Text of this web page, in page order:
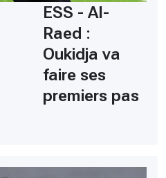
ESS - Al-
Raed :
Oukidja va
faire ses
premiers pas